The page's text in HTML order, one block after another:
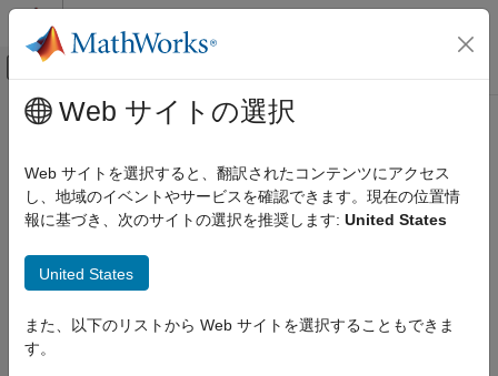
コンテンツへスキップ
オフキャンバス ナビゲーション メ
ドキュメンテーションのホーム
メインコンテンツ
Web サイトの選択
Web サイトを選択すると、翻訳されたコンテンツにアクセス
し、地域のイベントやサービスを確認できます。現在の位置情
報に基づき、次のサイトの選択を推奨します: United States
United States
また、以下のリストから Web サイトを選択することもできま
す。